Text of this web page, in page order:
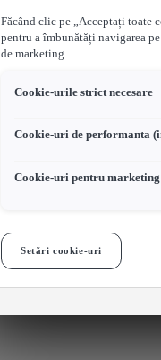
Făcând clic pe „Acceptați toate
pentru a îmbunătăți navigarea
de marketing.
Cookie-urile strict necesare
Cookie-uri de performanta
Cookie-uri pentru
Setări cookie-uri